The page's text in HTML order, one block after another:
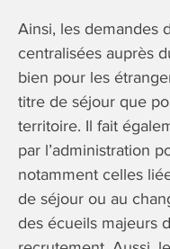
Ainsi, les demandes
centralisées auprès
bien pour les
titre de séjour que
territoire. Il fait
par l’administration
notamment celles
de séjour ou au
des écueils majeurs